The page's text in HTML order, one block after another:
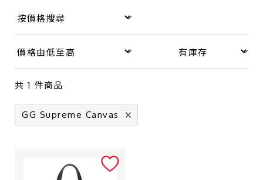
商品等級
近全新
九成新
八成新
共 1 件商品
GG Supreme Canvas